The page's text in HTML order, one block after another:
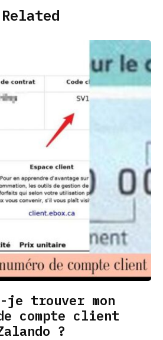
Related
je trouver mon
compte client
?